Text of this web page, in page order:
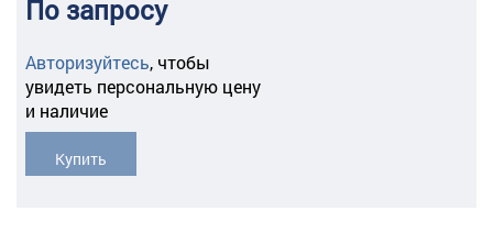
По запросу
Авторизуйтесь, чтобы
увидеть персональную цену
и наличие
Купить